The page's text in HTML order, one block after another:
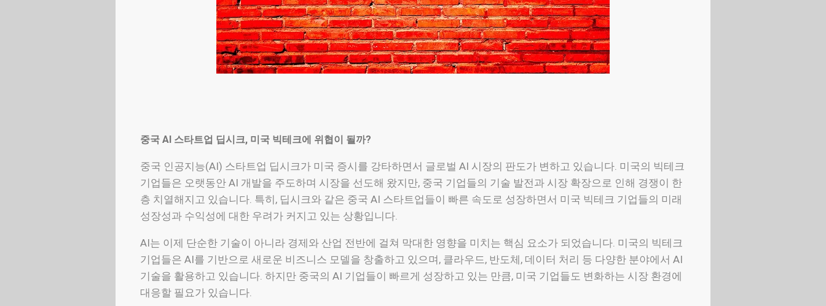
중국 AI 스타트업 딥시크, 미국 빅테크에 위협이 될까?
중국 인공지능(AI) 스타트업 딥시크가 미국 증시를 강타하면서 글로벌 AI 시장의 판도가 변하고 있습니다. 미국의 빅테크
기업들은 오랫동안 AI 개발을 주도하며 시장을 선도해 왔지만, 중국 기업들의 기술 발전과 시장 확장으로 인해 경쟁이 한
층 치열해지고 있습니다. 특히, 딥시크와 같은 중국 AI 스타트업들이 빠른 속도로 성장하면서 미국 빅테크 기업들의 미래
성장성과 수익성에 대한 우려가 커지고 있는 상황입니다.
AI는 이제 단순한 기술이 아니라 경제와 산업 전반에 걸쳐 막대한 영향을 미치는 핵심 요소가 되었습니다. 미국의 빅테크
기업들은 AI를 기반으로 새로운 비즈니스 모델을 창출하고 있으며, 클라우드, 반도체, 데이터 처리 등 다양한 분야에서 AI
기술을 활용하고 있습니다. 하지만 중국의 AI 기업들이 빠르게 성장하고 있는 만큼, 미국 기업들도 변화하는 시장 환경에
대응할 필요가 있습니다.